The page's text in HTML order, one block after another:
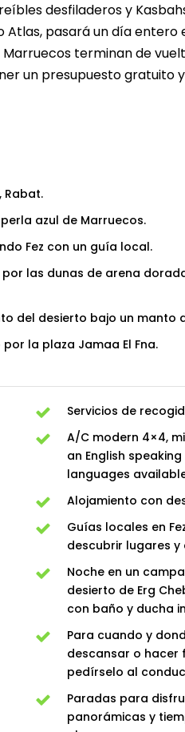
desfiladeros y
pasará un día entero
terminan de
un presupuesto gratuito
Rabat.
azul de Marruecos.
Fez con un guía local.
las dunas de arena
del desierto bajo un manto
la plaza Jamaa El Fna.
Servicios de
A/C modern 4×4,
an English
languages
Alojamiento con
Guías locales en
descubrir lugares y
Noche en un
desierto de Erg
con baño y ducha
Para cuando y
descansar o hacer
pedírselo al
Paradas para
panorámicas y